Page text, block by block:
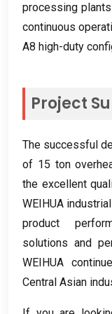
processing
continuous
A8 high-duty
Project
The successful
of 15 ton
the excellent
WEIHUA
product
solutions and
WEIHUA
Central Asian